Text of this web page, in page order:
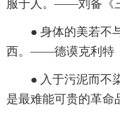
服于人。——刘备《
● 身体的美若不
西。——德谟克利特
● 入于污泥而不
是最难能可贵的革